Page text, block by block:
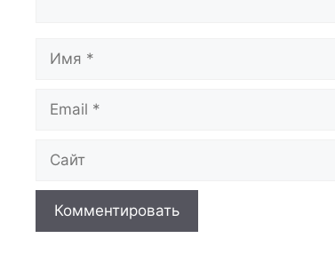
Имя
Email
Сайт